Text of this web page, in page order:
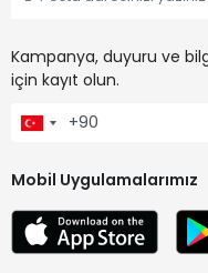
Kampanya, duyuru ve
için kayıt olun.
Mobil Uygulamalarımız